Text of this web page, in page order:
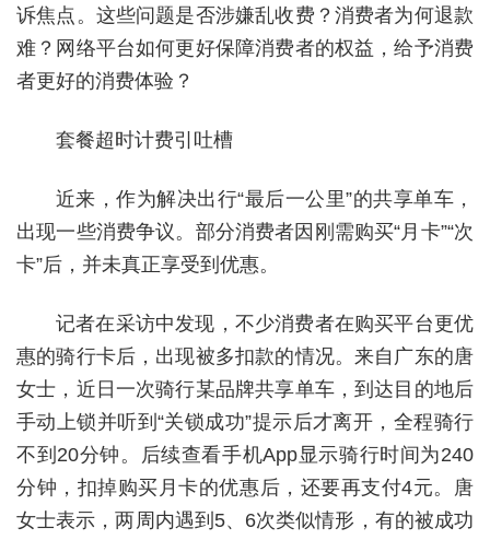
诉焦点。这些问题是否涉嫌乱收费？消费者为何退款
难？网络平台如何更好保障消费者的权益，给予消费
者更好的消费体验？
套餐超时计费引吐槽
近来，作为解决出行“最后一公里”的共享单车，
出现一些消费争议。部分消费者因刚需购买“月卡”“次
卡”后，并未真正享受到优惠。
记者在采访中发现，不少消费者在购买平台更优
惠的骑行卡后，出现被多扣款的情况。来自广东的唐
女士，近日一次骑行某品牌共享单车，到达目的地后
手动上锁并听到“关锁成功”提示后才离开，全程骑行
不到20分钟。后续查看手机App显示骑行时间为240
分钟，扣掉购买月卡的优惠后，还要再支付4元。唐
女士表示，两周内遇到5、6次类似情形，有的被成功